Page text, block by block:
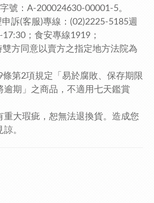
號：A-200024630-00001-5。
訴(客服)專線：(02)2225-5185週
17:30；食安專線1919 ；
方同意以賣方之指定地方法院為
條第2項規定「易於腐敗、保存期限
逾期」之商品，不適用七天鑑賞
大瑕疵，恕無法退換貨。造成您
。